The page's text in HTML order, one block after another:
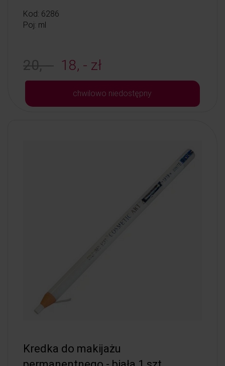
Kod: 6286
Poj: ml
20, - 18, - zł
chwilowo niedostępny
Kredka do makijażu